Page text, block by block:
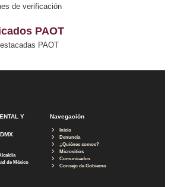
de verificación
PAOT
PAOT
Y
de México
Navegación
Inicio
Denuncia
¿Quiénes somos?
Micrositios
Comunicados
Consejo de Gobierno